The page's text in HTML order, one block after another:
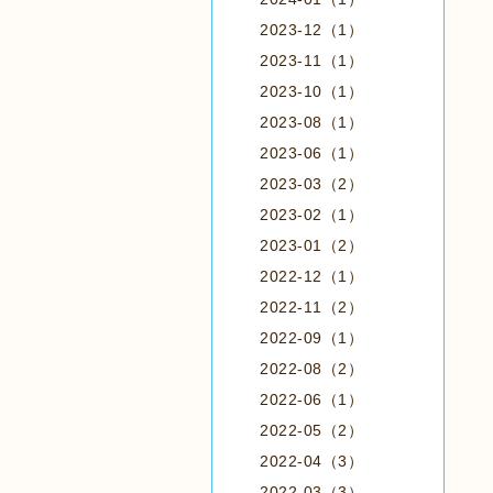
2023-12（1）
2023-11（1）
2023-10（1）
2023-08（1）
2023-06（1）
2023-03（2）
2023-02（1）
2023-01（2）
2022-12（1）
2022-11（2）
2022-09（1）
2022-08（2）
2022-06（1）
2022-05（2）
2022-04（3）